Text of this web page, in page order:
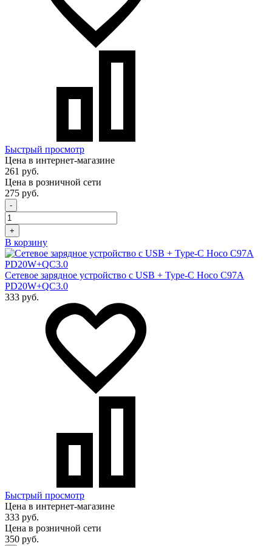
Быстрый просмотр
Цена в интернет-магазине
261 руб.
Цена в розничной сети
275 руб.
-
+
В корзину
Сетевое зарядное устройство с USB + Type-C Hoco C97A
PD20W+QC3.0
333 руб.
Быстрый просмотр
Цена в интернет-магазине
333 руб.
Цена в розничной сети
350 руб.